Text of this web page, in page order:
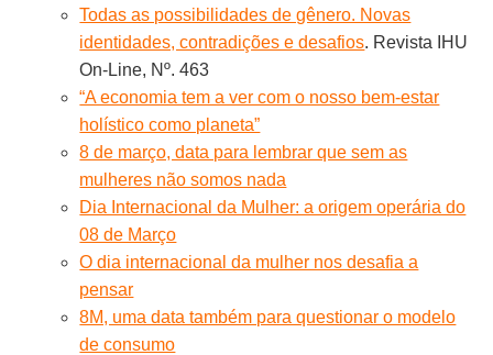
Todas as possibilidades de gênero. Novas
identidades, contradições e desafios. Revista IHU
On-Line, Nº. 463
“A economia tem a ver com o nosso bem-estar
holístico como planeta”
8 de março, data para lembrar que sem as
mulheres não somos nada
Dia Internacional da Mulher: a origem operária do
08 de Março
O dia internacional da mulher nos desafia a
pensar
8M, uma data também para questionar o modelo
de consumo